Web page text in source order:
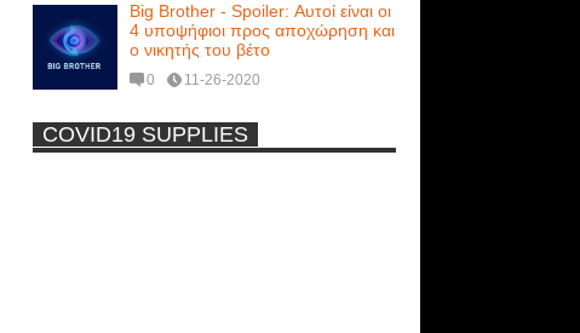
Big Brother - Spoiler: Αυτοί είναι οι
4 υποψήφιοι προς αποχώρηση και
ο νικητής του βέτο
0 11-26-2020
Η Εύα Λάσκαρη Γυμνή Στο
-
COVID19 SUPPLIES